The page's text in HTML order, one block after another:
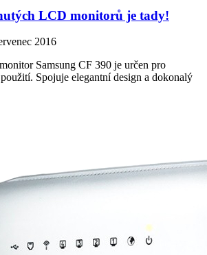
LCD monitorů je tady!
2016
Samsung CF 390 je určen pro
Spojuje elegantní design a dokonalý